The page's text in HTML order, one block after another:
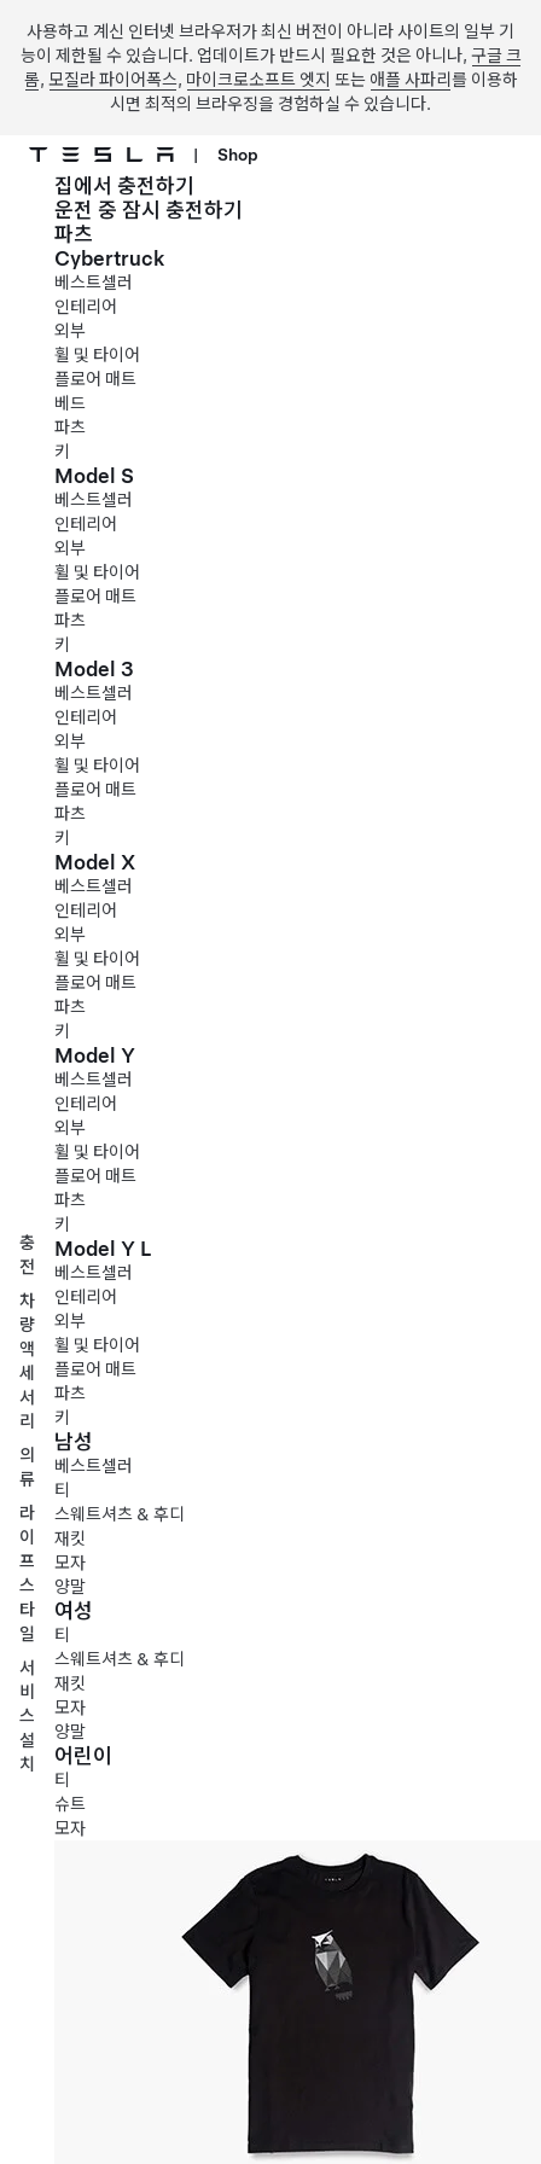
사용하고 계신 인터넷 브라우저가 최신 버전이 아니라 사이트의 일부 기
능이 제한될 수 있습니다. 업데이트가 반드시 필요한 것은 아니나, 구글 크
롬, 모질라 파이어폭스, 마이크로소프트 엣지 또는 애플 사파리 를 이용하
시면 최적의 브라우징을 경험하실 수 있습니다.
주요 콘텐츠로 건너뛰기
| Shop
충
전
차
량
액
세
서
리
의
류
라
이
프
스
타
일
서
비
스
설
치
집에서 충전하기
운전 중 잠시 충전하기
파츠
Cybertruck
베스트셀러
인테리어
외부
휠 및 타이어
플로어 매트
베드
파츠
키
Model S
베스트셀러
인테리어
외부
휠 및 타이어
플로어 매트
파츠
키
Model 3
베스트셀러
인테리어
외부
휠 및 타이어
플로어 매트
파츠
키
Model X
베스트셀러
인테리어
외부
휠 및 타이어
플로어 매트
파츠
키
Model Y
베스트셀러
인테리어
외부
휠 및 타이어
플로어 매트
파츠
키
Model Y L
베스트셀러
인테리어
외부
휠 및 타이어
플로어 매트
파츠
키
남성
베스트셀러
티
스웨트셔츠 & 후디
재킷
모자
양말
여성
티
스웨트셔츠 & 후디
재킷
모자
양말
어린이
티
슈트
모자